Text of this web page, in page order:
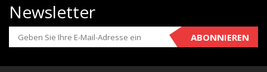
Newsletter
ABONNIEREN